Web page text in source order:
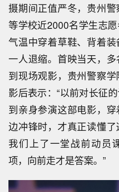
摄期间正值严冬，贵州
等学校近2000名学生志
气温中穿着草鞋、背着
一人退缩。首映当天，
到现场观影，贵州警察
影后表示：“以前对长征
到亲身参演这部电影，
边冲锋时，才真正读懂
我们上了一堂战前动
项，向前走才是答案。”